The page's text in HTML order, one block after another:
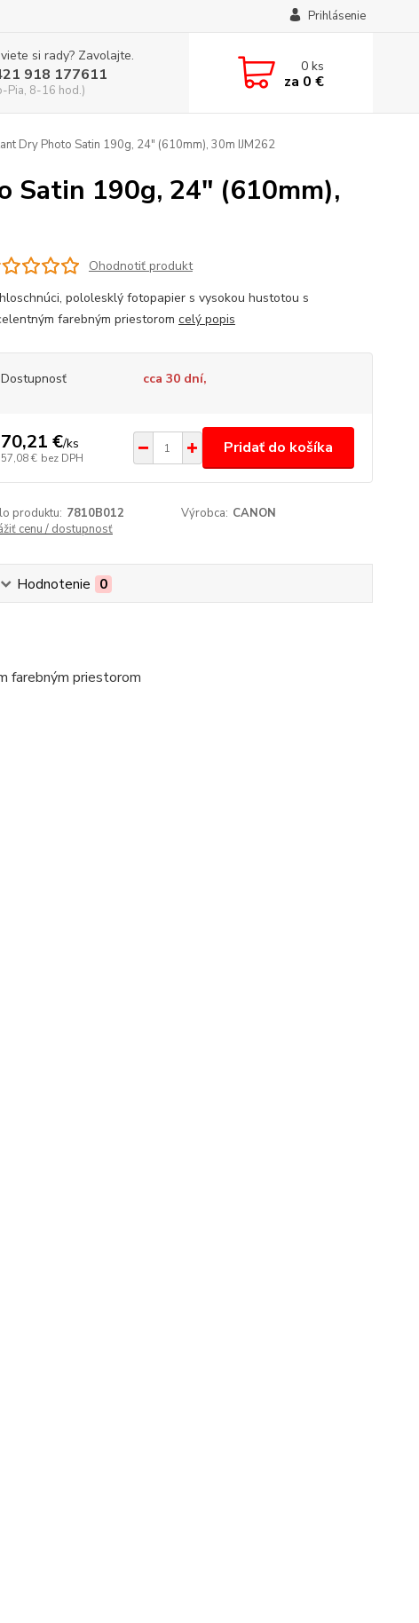
Prihlásenie
si rady? Zavolajte.
918 177611
Pia, 8-16 hod.)
0ks
za 0 €
Dry Photo Satin 190g, 24" (610mm), 30m IJM262
Satin 190g, 24" (610mm),
Ohodnotiť produkt
pololesklý fotopapier s vysokou hustotou s
farebným priestorom celý popis
Dostupnosť cca 30 dní,
70,21 €/ks
57,08 € bez DPH
Pridať do košíka
produktu: 7810B012 Výrobca: CANON
cenu / dostupnosť
Hodnotenie 0
farebným priestorom